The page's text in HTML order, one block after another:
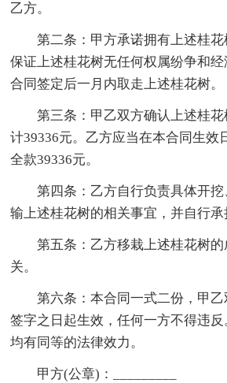
乙方。
第二条：甲方承诺拥有上述桂花
保证上述桂花树无任何权属纷争和
合同签定后一月内取走上述桂花树。
第三条：甲乙双方确认上述桂
计39336元。乙方应当在本合同生效
全款39336元。
第四条：乙方自行负责具体开
输上述桂花树的相关事宜，并自行承
第五条：乙方移栽上述桂花树
关。
第六条：本合同一式二份，甲
签字之日起生效，任何一方不得违
均有同等的法律效力。
甲方(公章)：